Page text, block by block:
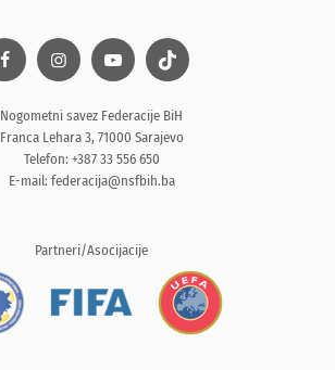
Nogometni savez Federacije BiH
Franca Lehara 3, 71000 Sarajevo
Telefon: +387 33 556 650
E-mail: federacija@nsfbih.ba
Partneri/Asocijacije